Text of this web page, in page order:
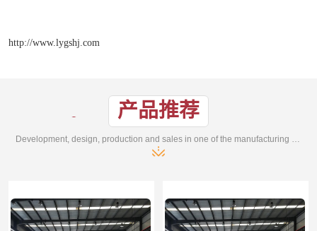
http://www.lygshj.com
产品推荐